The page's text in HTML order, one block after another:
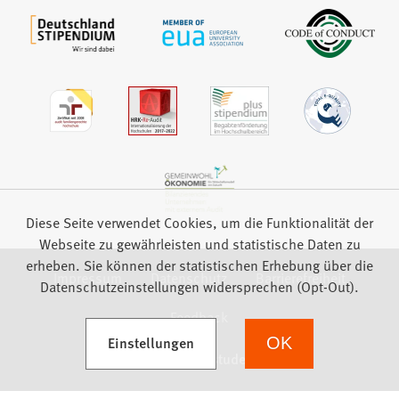
Impressum Datenschutz
Barrierefreiheit
Feedback
Diese Seite verwendet Cookies, um die Funktionalität der
Webseite zu gewährleisten und statistische Daten zu
erheben. Sie können der statistischen Erhebung über die
Datenschutzeinstellungen widersprechen (Opt-Out).
Einstellungen
(Öffnet in einem neuen Tab) OK